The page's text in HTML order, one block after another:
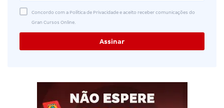
Concordo com a Política de Privacidade e aceito receber comunicações do
Gran Cursos Online.